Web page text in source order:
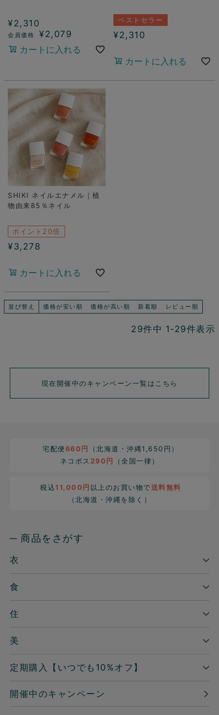
¥2,310
¥2,079
カートに入れる
ベストセラー
¥2,310
カートに入れる
SHIKI ネイルエナメル｜植
物由来85％ネイル
ポイント20倍
¥3,278
カートに入れる
並び替え 価格が安い順 価格が高い順 新着順 レビュー順
29件中 1-29件表示
現在開催中のキャンペーン一覧はこちら
宅配便660円
（北海道・沖縄1,650円）
ネコポス 290円 （全国一律）
税込11,000円 以上のお買い物で送料無料
（北海道・沖縄を除く）
─ 商品をさがす
衣
食
住
美
定期購入【いつでも10%オフ】
開催中のキャンペーン